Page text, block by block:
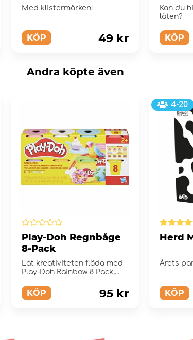
Med klistermärken!
KÖP 49 kr
Kan du
läten?
KÖP
Andra köpte även
Play-Doh Regnbåge
8-Pack
Låt kreativiteten flöda med
Play-Doh Rainbow 8 Pack,
KÖP 95 kr
4-20
Herd
Årets
KÖP